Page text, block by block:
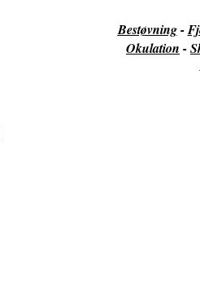
Bestøvning-
Okulation -